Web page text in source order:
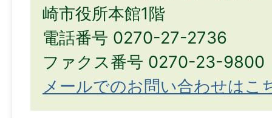
崎市役所本館1階
電話番号 0270-27-2736
ファクス番号 0270-23-9800
メールでのお問い合わせはこ